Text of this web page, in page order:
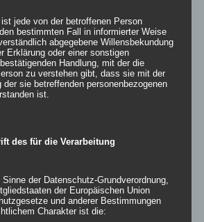
(0)
(0)
jede von der betroffenen Person
bestimmten Fall in informierter Weise
abgegebene Willensbekundung
Erklärung oder einer sonstigen
Handlung, mit der die
zu verstehen gibt, dass sie mit der
der sie betreffenden personenbezogenen
ist.
des für die Verarbeitung
der Datenschutz-Grundverordnung,
der Europäischen Union
und anderer Bestimmungen
Charakter ist die: